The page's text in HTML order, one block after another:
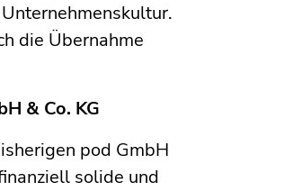
die Übernahme
& Co. KG
pod GmbH
solide und